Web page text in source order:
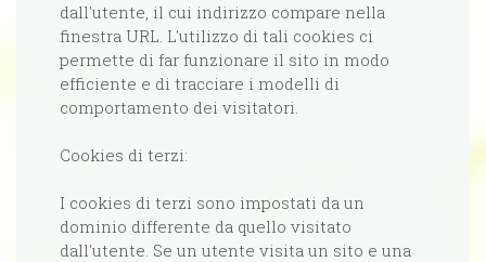
dall'utente, il cui indirizzo compare nella
finestra URL. L'utilizzo di tali cookies ci
permette di far funzionare il sito in modo
efficiente e di tracciare i modelli di
comportamento dei visitatori.
Cookies di terzi:
I cookies di terzi sono impostati da un
dominio differente da quello visitato
dall'utente. Se un utente visita un sito e una